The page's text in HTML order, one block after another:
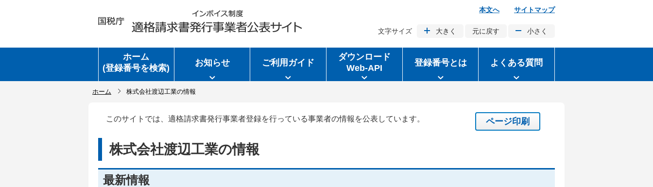
本文へ サイトマップ
文字サイズ 大きく 元に戻す 小さく
ホーム
(登録番号を検索)
お知らせ ご利用ガイド
ダウンロード
Web-API
登録番号とは よくある質問
ホーム 株式会社渡辺工業の情報
このサイトでは、適格請求書発行事業者登録を行っている事業者の情報を公表しています。 ページ印刷
株式会社渡辺工業の情報
最新情報